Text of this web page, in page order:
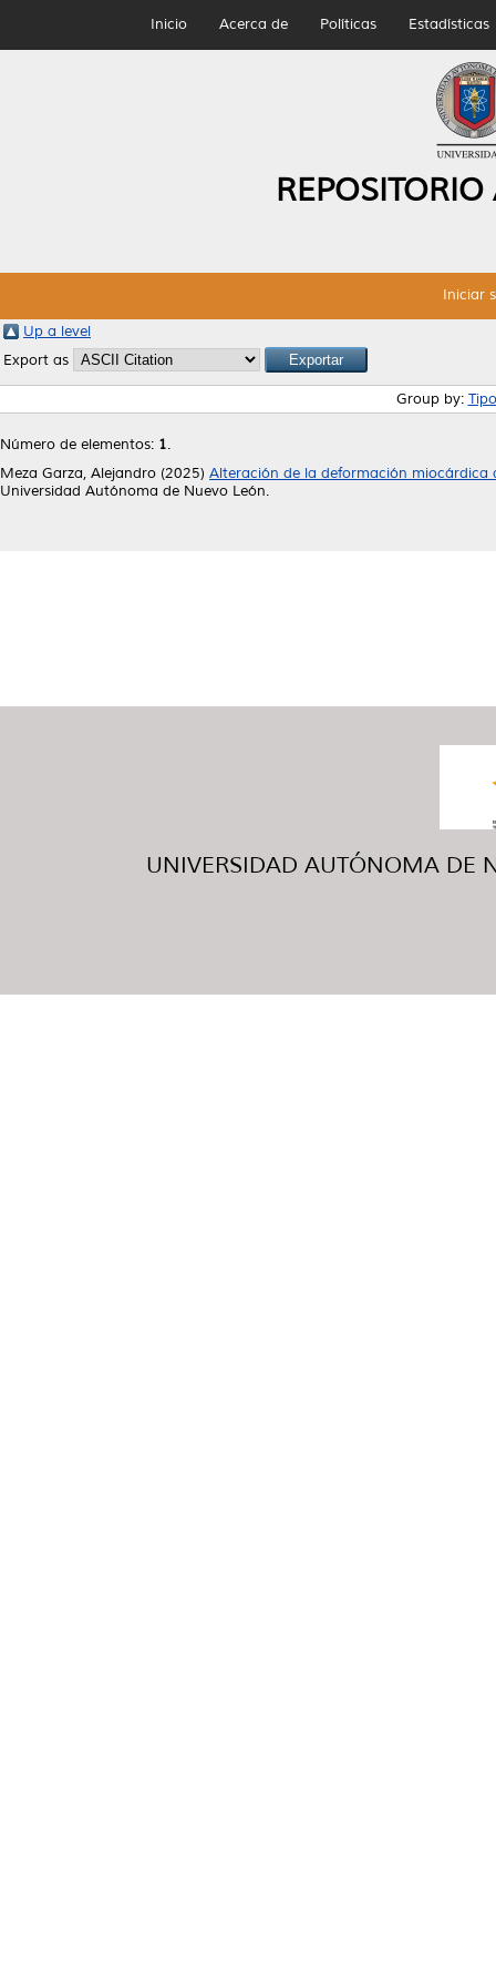
Inicio Acerca de Políticas Estadísticas
Iniciar
Up a level
Export as
Group by:
Número de elementos: 1.
Meza Garza, Alejandro (2025) Alteración de la deformación miocárdica
Universidad Autónoma de Nuevo León.
UNIVERSIDAD AUTÓNOMA DE